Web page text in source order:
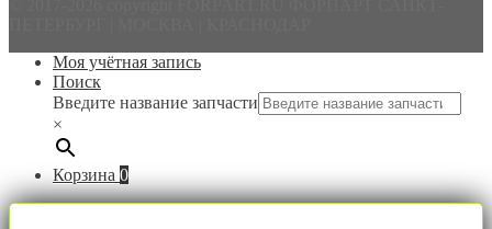
Моя учётная запись
Поиск
Введите название запчасти
×
Корзина 0